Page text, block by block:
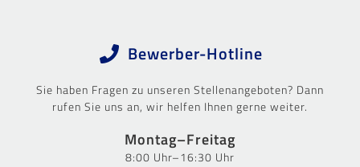
Bewerber-Hotline
Sie haben Fragen zu unseren Stellenangeboten? Dann
rufen Sie uns an, wir helfen Ihnen gerne weiter.
Montag–Freitag
8:00 Uhr–16:30 Uhr